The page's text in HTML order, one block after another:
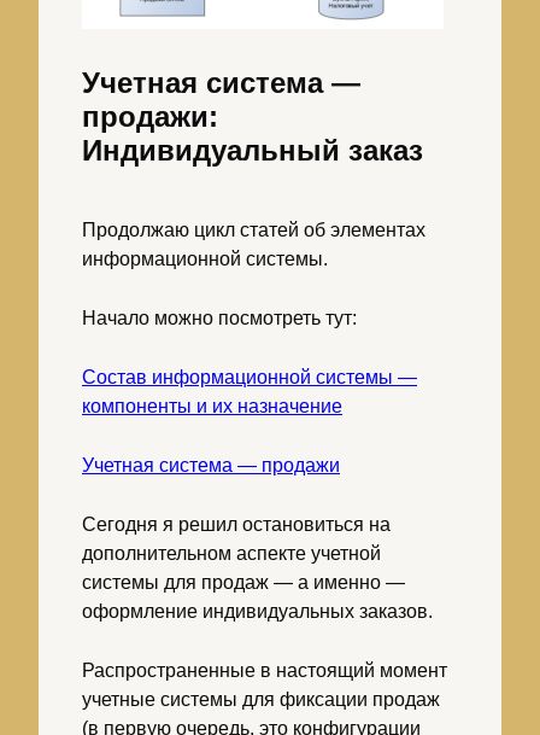
Учетная система —
продажи:
Индивидуальный заказ
Продолжаю цикл статей об элементах
информационной системы.
Начало можно посмотреть тут:
Состав информационной системы —
компоненты и их назначение
Учетная система — продажи
Сегодня я решил остановиться на
дополнительном аспекте учетной
системы для продаж — а именно —
оформление индивидуальных заказов.
Распространенные в настоящий момент
учетные системы для фиксации продаж
(в первую очередь, это конфигурации